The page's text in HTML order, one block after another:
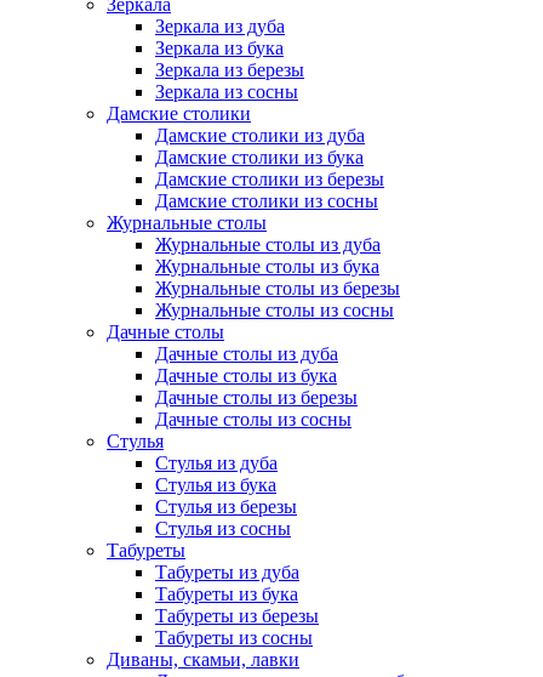
Зеркала
Зеркала из дуба
Зеркала из бука
Зеркала из березы
Зеркала из сосны
Дамские столики
Дамские столики из дуба
Дамские столики из бука
Дамские столики из березы
Дамские столики из сосны
Журнальные столы
Журнальные столы из дуба
Журнальные столы из бука
Журнальные столы из березы
Журнальные столы из сосны
Дачные столы
Дачные столы из дуба
Дачные столы из бука
Дачные столы из березы
Дачные столы из сосны
Стулья
Стулья из дуба
Стулья из бука
Стулья из березы
Стулья из сосны
Табуреты
Табуреты из дуба
Табуреты из бука
Табуреты из березы
Табуреты из сосны
Диваны, скамьи, лавки